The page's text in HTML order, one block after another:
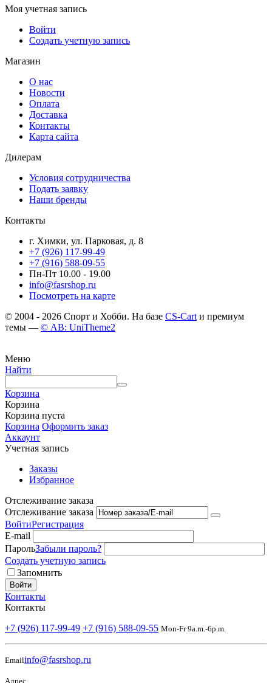
Моя учетная запись
Войти
Создать учетную запись
Магазин
О нас
Новости
Оплата
Доставка
Контакты
Карта сайта
Дилерам
Условия сотрудничества
Подать заявку
Наши бренды
Контакты
г. Химки, ул. Парковая, д. 8
+7 (926) 117-99-49
+7 (916) 588-09-55
Пн-Пт 10.00 - 19.00
info@fasrshop.ru
Посмотреть на карте
© 2004 - 2026 Спорт и Хобби. На базе CS-Cart и премиум
темы — © AB: UniTheme2
Меню
Найти
Корзина
Корзина
Корзина пуста
Корзина Оформить заказ
Аккаунт
Учетная запись
Заказы
Избранное
Отслеживание заказа
Отслеживание заказа
ВойтиРегистрация
E-mail
ПарольЗабыли пароль?
Создать учетную запись
Запомнить
Войти
Контакты
Контакты
+7 (926) 117-99-49 +7 (916) 588-09-55 Mon-Fr 9a.m.-6p.m.
Emailinfo@fasrshop.ru
Адрес